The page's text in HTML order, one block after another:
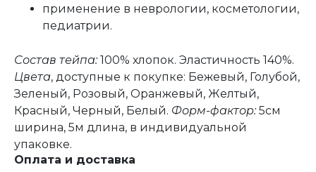
применение в неврологии, косметологии,
педиатрии.
Состав тейпа: 100% хлопок. Эластичность 140%.
Цвета, доступные к покупке: Бежевый, Голубой,
Зеленый, Розовый, Оранжевый, Желтый,
Красный, Черный, Белый. Форм-фактор: 5см
ширина, 5м длина, в индивидуальной
упаковке.
Оплата и доставка